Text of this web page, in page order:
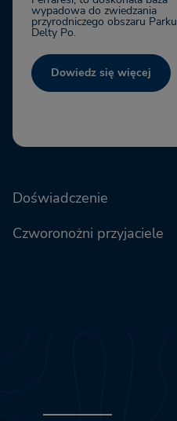
wypadowa do zwiedzania
przyrodniczego obszaru Parku
Delty Po.
Dowiedz się więcej
Doświadczenie
Czworonożni przyjaciele